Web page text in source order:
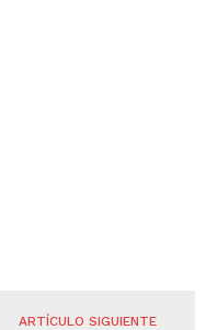
ARTÍCULO SIGUIENTE